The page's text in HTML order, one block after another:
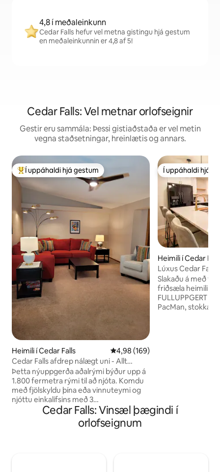
4,8 í meðaleinkunn
Cedar Falls hefur vel metna gistingu hjá gestum
en meðaleinkunnin er 4,8 af 5!
Cedar Falls: Vel metnar orlofseignir
Gestir eru sammála: Þessi gistiaðstaða er vel metin
vegna staðsetningar, hreinlætis og annars.
Í mestu uppáhaldi hjá gestum
Í uppáhaldi hjá gestum
Heimili í Cedar Falls 4,98 af 5 í meðaleinkunn, 169
4,98 (169)
Cedar Falls afdrep nálægt uni - Allt
aðalstigið
Þetta nýuppgerða aðalrými býður upp á
1.800 fermetra rými til að njóta. Komdu
með fjölskyldu þína eða vinnuteymi og
njóttu einkalífsins með 3
svefnherbergjum, 2 fullbúnum
baðherbergjum, hálfu baði og þvottahúsi
rétt hjá vel búnu eldhúsi. Fjölskylduvæna
Í uppáhaldi hjá
Í uppáhaldi hjá
Heimili í Cedar
Lúxus Cedar Falls
Theatre
Slakaðu á með
friðsæla heimili í
FULLUPPGERT
PacMan,
Cedar Falls: Vinsæl þægindi í
orlofseignum